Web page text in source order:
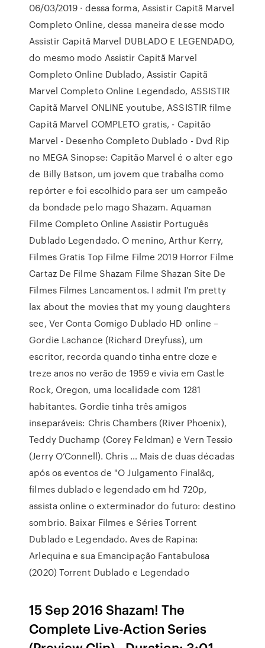
06/03/2019 · dessa forma, Assistir Capitã Marvel
Completo Online, dessa maneira desse modo
Assistir Capitã Marvel DUBLADO E LEGENDADO,
do mesmo modo Assistir Capitã Marvel
Completo Online Dublado, Assistir Capitã
Marvel Completo Online Legendado, ASSISTIR
Capitã Marvel ONLINE youtube, ASSISTIR filme
Capitã Marvel COMPLETO gratis, - Capitão
Marvel - Desenho Completo Dublado - Dvd Rip
no MEGA Sinopse: Capitão Marvel é o alter ego
de Billy Batson, um jovem que trabalha como
repórter e foi escolhido para ser um campeão
da bondade pelo mago Shazam. Aquaman
Filme Completo Online Assistir Português
Dublado Legendado. O menino, Arthur Kerry,
Filmes Gratis Top Filme Filme 2019 Horror Filme
Cartaz De Filme Shazam Filme Shazan Site De
Filmes Filmes Lancamentos. I admit I'm pretty
lax about the movies that my young daughters
see, Ver Conta Comigo Dublado HD online –
Gordie Lachance (Richard Dreyfuss), um
escritor, recorda quando tinha entre doze e
treze anos no verão de 1959 e vivia em Castle
Rock, Oregon, uma localidade com 1281
habitantes. Gordie tinha três amigos
inseparáveis: Chris Chambers (River Phoenix),
Teddy Duchamp (Corey Feldman) e Vern Tessio
(Jerry O’Connell). Chris … Mais de duas décadas
após os eventos de "O Julgamento Final&q,
filmes dublado e legendado em hd 720p,
assista online o exterminador do futuro: destino
sombrio. Baixar Filmes e Séries Torrent
Dublado e Legendado. Aves de Rapina:
Arlequina e sua Emancipação Fantabulosa
(2020) Torrent Dublado e Legendado
15 Sep 2016 Shazam! The
Complete Live-Action Series